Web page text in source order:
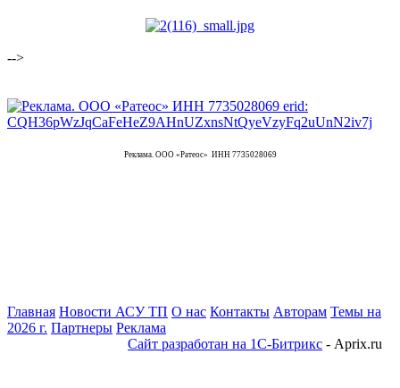
-->
Реклама. ООО «Ратеос» ИНН 7735028069
Главная Новости АСУ ТП О нас Контакты Авторам Темы на
2026 г. Партнеры Реклама
Сайт разработан на 1С-Битрикс - Aprix.ru